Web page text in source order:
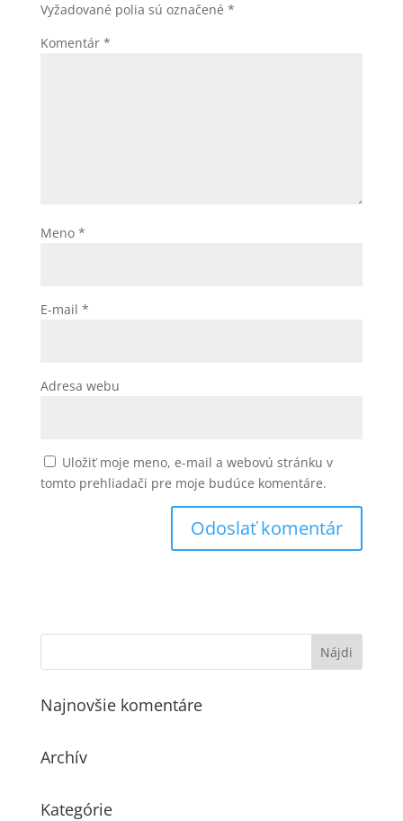
Vyžadované polia sú označené *
Komentár *
Meno *
E-mail *
Adresa webu
Uložiť moje meno, e-mail a webovú stránku v
tomto prehliadači pre moje budúce komentáre.
Najnovšie komentáre
Archív
Kategórie